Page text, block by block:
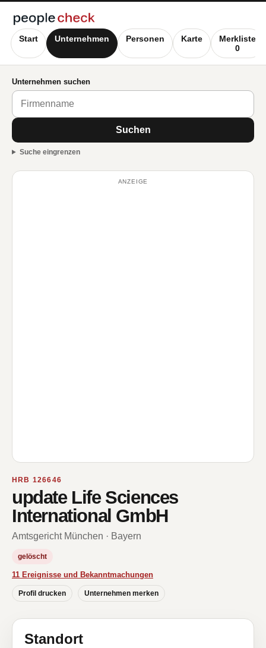
Start Unternehmen Personen Karte
Merkliste
0
Unternehmen suchen
Suchen
Suche eingrenzen
ANZEIGE
HRB 126646
update Life Sciences
International GmbH
Amtsgericht München · Bayern
gelöscht
11 Ereignisse und Bekanntmachungen
Profil drucken Unternehmen merken
Standort